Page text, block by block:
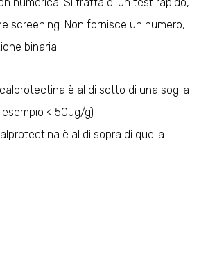
screening. Non fornisce un numero,
binaria:
è al di sotto di una soglia
< 50µg/g)
è al di sopra di quella